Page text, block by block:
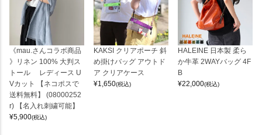
《mau.さんコラボ商品
》リネン 100% 大判ス
トール レディース U
Vカット 【ネコポスで
送料無料】 (08000252
r) 【名入れ刺繍可能】
¥5,900(税込)
KAKSI クリアポーチ 斜
め掛けバッグ アウトド
ア クリアケース
¥1,650(税込)
HALEINE 日本製 柔ら
か牛革 2WAYバッグ 4F
B
¥22,000(税込)